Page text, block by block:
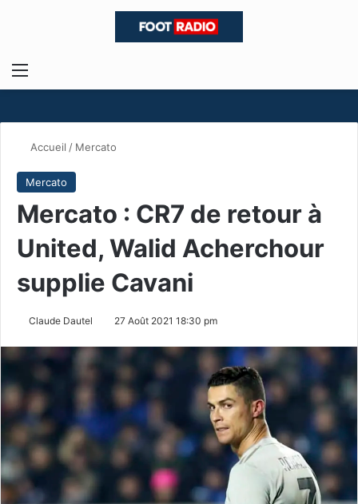
Menu
Accueil / Mercato
Mercato
Mercato : CR7 de retour à
United, Walid Acherchour
supplie Cavani
Claude Dautel 27 Août 2021 18:30 pm